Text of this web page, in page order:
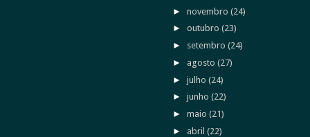
►novembro(24)
►outubro(23)
► setembro(24)
► agosto(27)
►julho(24)
►junho(22)
►maio(21)
► abril(22)